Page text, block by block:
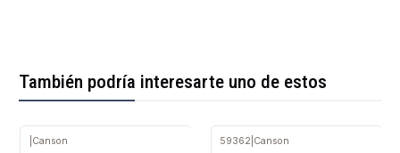
También podría interesarte uno de estos
Canson 59362 Canson